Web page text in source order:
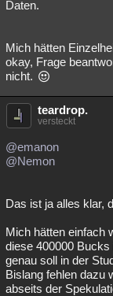
Daten.
Mich hätten
okay, Frage
nicht.
teardrop.
versteckt
@emanon
@Nemon
Das ist ja alles klar,
Mich hätten einfach
diese 400000
genau soll in der
Bislang fehlen dazu
abseits der